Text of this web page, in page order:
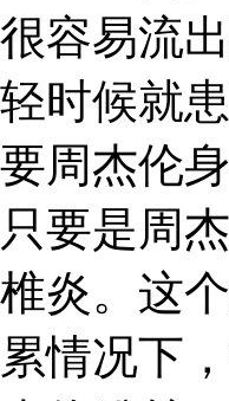
很容易流
轻时候就
要周杰伦
只要是周
椎炎。这
累情况下